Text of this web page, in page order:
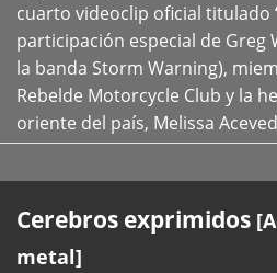
cuarto videoclip oficial titulado
participación especial de Greg
la banda Storm Warning),
Rebelde Motorcycle Club y la
oriente del país, Melissa
Cerebros exprimidos
metal]